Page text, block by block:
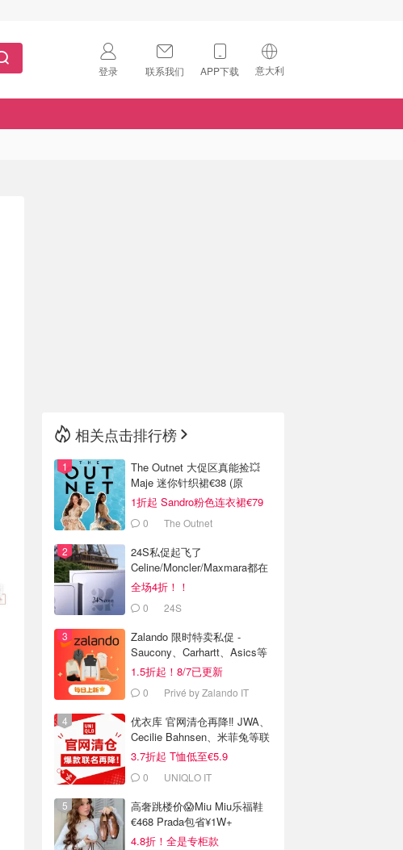
登录 联系我们 APP下载 意大利
🇺🇸
相关点击排行榜
The Outnet 大促区真能捡💥
Maje 迷你针织裙€38 (原
€175）
1折起 Sandro粉色连衣裙€79
0 The Outnet
24S私促起飞了
Celine/Moncler/Maxmara都在
全场4折！！
0 24S
Zalando 限时特卖私促 -
Saucony、Carhartt、Asics等
1.5折起！8/7已更新
0 Privé by Zalando IT
优衣库 官网清仓再降‼️ JWA、
Cecilie Bahnsen、米菲兔等联
名
3.7折起 T恤低至€5.9
0 UNIQLO IT
高奢跳楼价😱Miu Miu乐福鞋
€468 Prada包省¥1W+
4.8折！全是专柜款